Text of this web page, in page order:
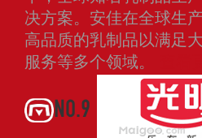
决方案。安佳在全球生
高品质的乳制品以满足
服务等多个领域。
NO.9